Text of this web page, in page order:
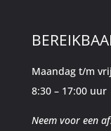
Maandag t/m
8:30 – 17:00 uur
Neem voor een